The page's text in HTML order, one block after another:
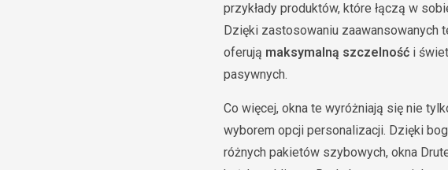
przykłady produktów, które łączą w
Dzięki zastosowaniu zaawansowanych
oferują maksymalną szczelność i
pasywnych.
Co więcej, okna te wyróżniają się nie
wyborem opcji personalizacji. Dzięki
różnych pakietów szybowych, okna